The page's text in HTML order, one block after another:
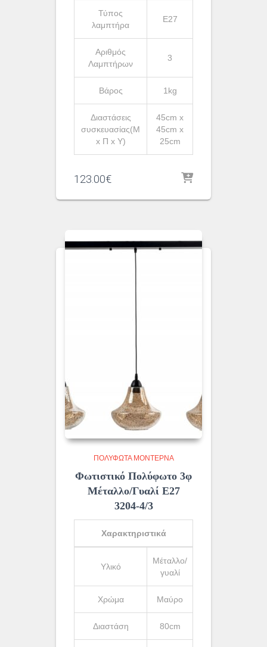
Τύπος
λαμπτήρα
Ε27
Αριθμός
Λαμπτήρων
3
Βάρος 1kg
Διαστάσεις
συσκευασίας(Μ
x Π x Υ)
45cm x
45cm x
25cm
123.00€
ΠΟΛΎΦΩΤΑ ΜΟΝΤΈΡΝΑ
Φωτιστικό Πολύφωτο 3φ
Μέταλλο/Γυαλί Ε27
3204-4/3
Χαρακτηριστικά
Υλικό
Μέταλλο/
γυαλί
Χρώμα Μαύρο
Διαστάση 80cm